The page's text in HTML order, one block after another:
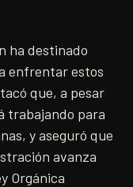
ha destinado
enfrentar estos
que, a pesar
trabajando para
y aseguró que
avanza
Orgánica